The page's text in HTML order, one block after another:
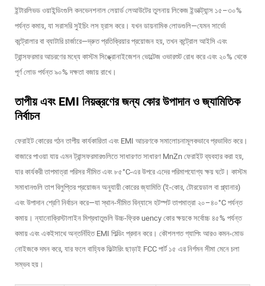
ইন্টারলিভড ওয়াইন্ডিংগুলি কনভেনশনাল লেয়ার্ড লেআউটের তুলনায় লিকেজ ইন্ডাক্ট্যান্স ১৫–৩০%
পর্যন্ত কমায়, যা সরাসরি সুইচিং লস হ্রাস করে। যখন ডায়নামিক লোডগুলি—যেমন সার্ভো
কন্ট্রোলার বা ব্যাটারি চার্জারে—দ্রুত প্রতিক্রিয়ার প্রয়োজন হয়, তখন কন্ট্রোল আইসি এবং
ট্রান্সফরমার আচরণের মধ্যে কাস্টম সিঙ্ক্রোনাইজেশন ভোল্টেজ ওভারশুট রোধ করে এবং ২০% থেকে
পূর্ণ লোড পর্যন্ত ৯০% দক্ষতা বজায় রাখে।
তাপীয় এবং EMI নিয়ন্ত্রণের জন্য কোর উপাদান ও জ্যামিতিক
নির্বাচন
ফেরাইট কোরের গঠন তাপীয় কার্যকারিতা এবং EMI আচরণকে সমালোচনামূলকভাবে প্রভাবিত করে।
বাজারে পাওয়া যায় এমন ট্রান্সফরমারগুলিতে সাধারণত সাধারণ MnZn ফেরাইট ব্যবহার করা হয়,
যার কার্যকরী তাপমাত্রা পরিসর সীমিত এবং ৮৫°C-এর উপরে এদের পরিমাপযোগ্য ক্ষয় ঘটে। কাস্টম
সমাধানগুলি তাপ বিলুপ্তির প্রয়োজন অনুযায়ী কোরের জ্যামিতি (ই-কোর, টোরয়েডাল বা প্ল্যানার)
এবং উপাদান শ্রেণি নির্বাচন করে—যা স্থান-সীমিত বিন্যাসে হটস্পট তাপমাত্রা ২০–৪০°C পর্যন্ত
কমায়। ন্যানোক্রিস্টালাইন মিশ্রধাতুগুলি উচ্চ-ফ্রিক uency কোর ক্ষয়কে সর্বোচ্চ ৪৫% পর্যন্ত
কমায় এবং একইসাথে অন্তর্নিহিত EMI শিল্ডিং প্রদান করে। কৌশলগত গ্যাপিং আরও কমন-মোড
নোইজকে দমন করে, যার ফলে বাহ্যিক ফিল্টারিং ছাড়াই FCC পার্ট ১৫ এর নির্গমন সীমা মেনে চলা
সম্ভব হয়।